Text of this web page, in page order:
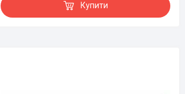
Купити